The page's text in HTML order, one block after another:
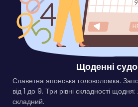
Щоденні
Славетна японська головоломка.
від 1 до 9. Три рівні складності щодня:
складний.